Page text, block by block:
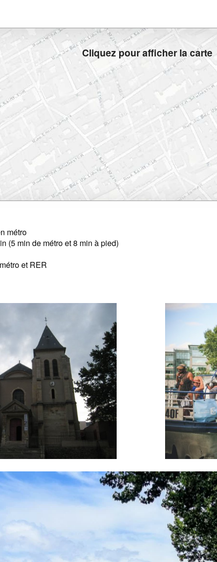
Cliquez pour afficher la carte
métro
(5 min de métro et 8 min à pied)
et RER